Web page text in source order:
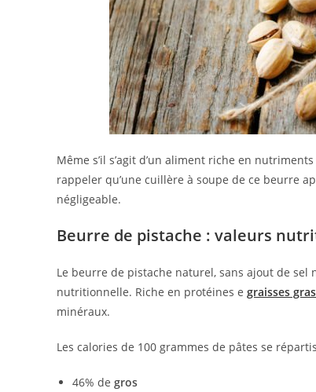
Même s’il s’agit d’un aliment riche en
rappeler qu’une cuillère à soupe de ce beurre
négligeable.
Beurre de pistache : valeurs
Le beurre de pistache naturel, sans ajout de sel
nutritionnelle. Riche en protéines e graisses
minéraux.
Les calories de 100 grammes de pâtes se
46% de gros